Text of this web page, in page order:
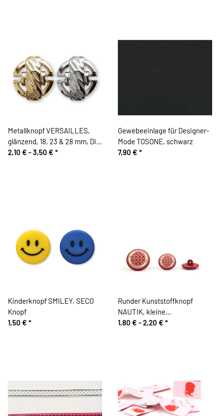
Metallknopf VERSAILLES,
glänzend, 18, 23 & 28 mm, Dill
Knopf
2,10 € -3,50 € *
Gewebeeinlage für Designer-
Mode TOSONE, schwarz
7,90 € *
Kinderknopf SMILEY, SECO
Knopf
1,50 € *
Runder Kunststoffknopf
NAUTIK, kleine
Kreisquadrate, rot, Union
1,80 € -2,20 € *